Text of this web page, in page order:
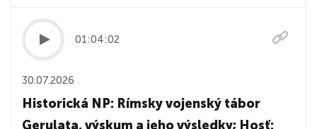
01:04:02
30.07.2026
Historická NP: Rímsky vojenský tábor
Gerulata, výskum a jeho výsledky; Hosť: